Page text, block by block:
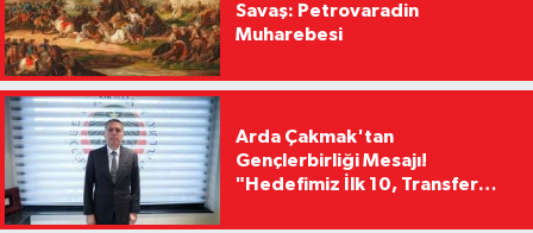
Savaş: Petrovaradin
Muharebesi
Arda Çakmak'tan
Gençlerbirliği Mesajı!
"Hedefimiz İlk 10, Transfer